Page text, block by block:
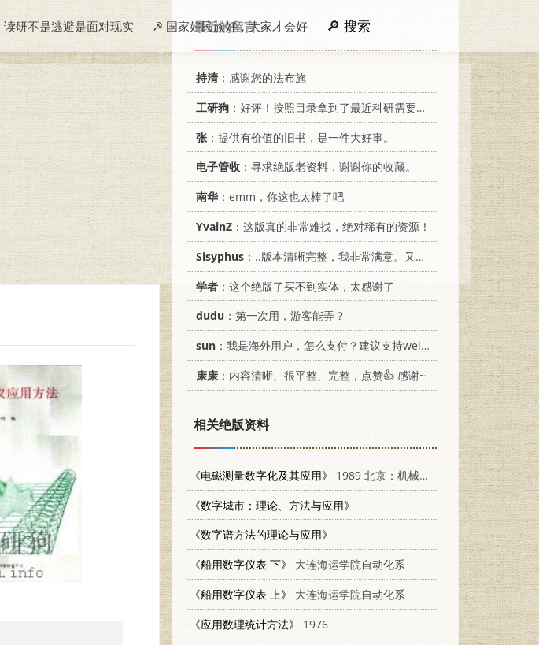
读研不是逃避是面对现实 ☭ 国家好民族好，大家才会好 搜索
最近的留言
持清 ：感谢您的法布施
工研狗 ：好评！按照目录拿到了最近科研需要的材料！
张 ：提供有价值的旧书，是一件大好事。
电子管收 ：寻求绝版老资料，谢谢你的收藏。
南华：emm，你这也太棒了吧
YvainZ ：这版真的非常难找，绝对稀有的资源！
Sisyphus ：..版本清晰完整，我非常满意。又及，这本《话语的真相》...
学者 ：这个绝版了买不到实体，太感谢了
dudu ：第一次用，游客能弄？
sun ：我是海外用户，怎么支付？建议支持weixin支付
康康 ：内容清晰、很平整、完整，点赞👍 感谢~
相关绝版资料
《电磁测量数字化及其应用》
1989 北京：机械工业出版社 7111011015
《数字城市：理论、方法与应用》
《数字谱方法的理论与应用》
《船用数字仪表 下》
大连海运学院自动化系
《船用数字仪表 上》
大连海运学院自动化系
《应用数理统计方法》
1976